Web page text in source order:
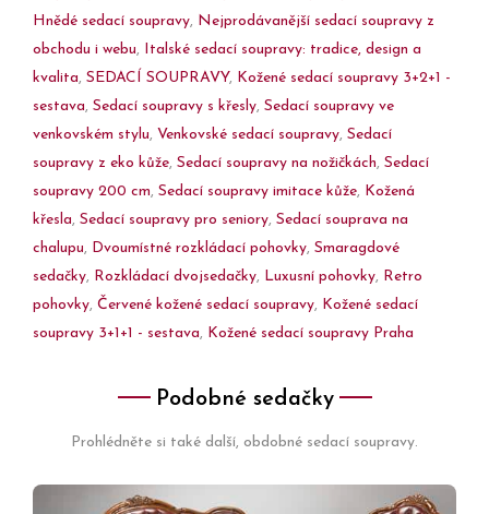
Hnědé sedací soupravy, Nejprodávanější sedací soupravy z
obchodu i webu, Italské sedací soupravy: tradice, design a
kvalita, SEDACÍ SOUPRAVY, Kožené sedací soupravy 3+2+1 -
sestava, Sedací soupravy s křesly, Sedací soupravy ve
venkovském stylu, Venkovské sedací soupravy, Sedací
soupravy z eko kůže, Sedací soupravy na nožičkách, Sedací
soupravy 200 cm, Sedací soupravy imitace kůže, Kožená
křesla, Sedací soupravy pro seniory, Sedací souprava na
chalupu, Dvoumístné rozkládací pohovky, Smaragdové
sedačky, Rozkládací dvojsedačky, Luxusní pohovky, Retro
pohovky, Červené kožené sedací soupravy, Kožené sedací
soupravy 3+1+1 - sestava, Kožené sedací soupravy Praha
Podobné sedačky
Prohlédněte si také další, obdobné sedací soupravy.